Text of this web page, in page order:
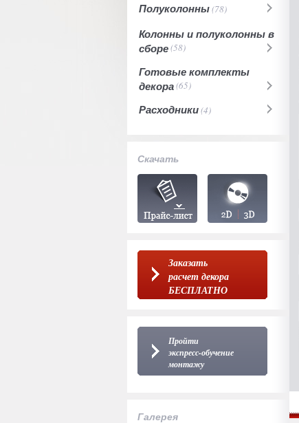
Полуколонны(78)
Колонны и полуколонны в
сборе(58)
Готовые комплекты
декора(65)
Расходники(4)
Скачать
Заказать
расчет декора
БЕСПЛАТНО
Пройти
экспресс-обучение
монтажу
Галерея